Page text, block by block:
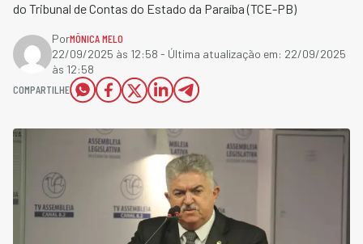
do Tribunal de Contas do Estado da Paraíba (TCE-PB)
PorMÔNICA MELO
22/09/2025 às 12:58 - Última atualização em: 22/09/2025
às 12:58
COMPARTILHE